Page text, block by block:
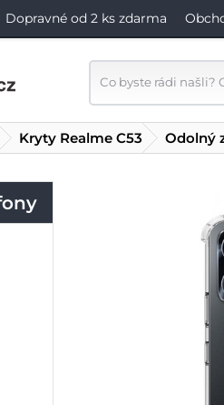
Dopravné od 2 ks zdarma
Kryty Realme C53 Odolný